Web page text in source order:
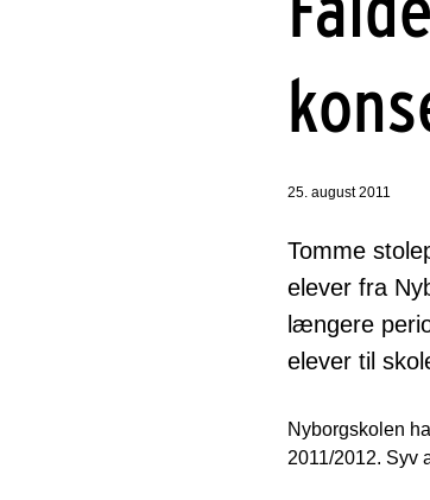
25. august 2011
Tomme
elever fra
længere
elever til
Nyborgskolen
2011/2012. Syv